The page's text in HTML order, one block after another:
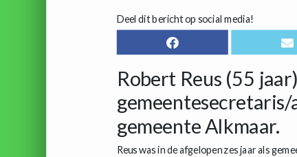
Deel dit bericht op social media!
Robert Reus (55
gemeente Alkmaar.
Reus was in de afgelopen zes jaar als